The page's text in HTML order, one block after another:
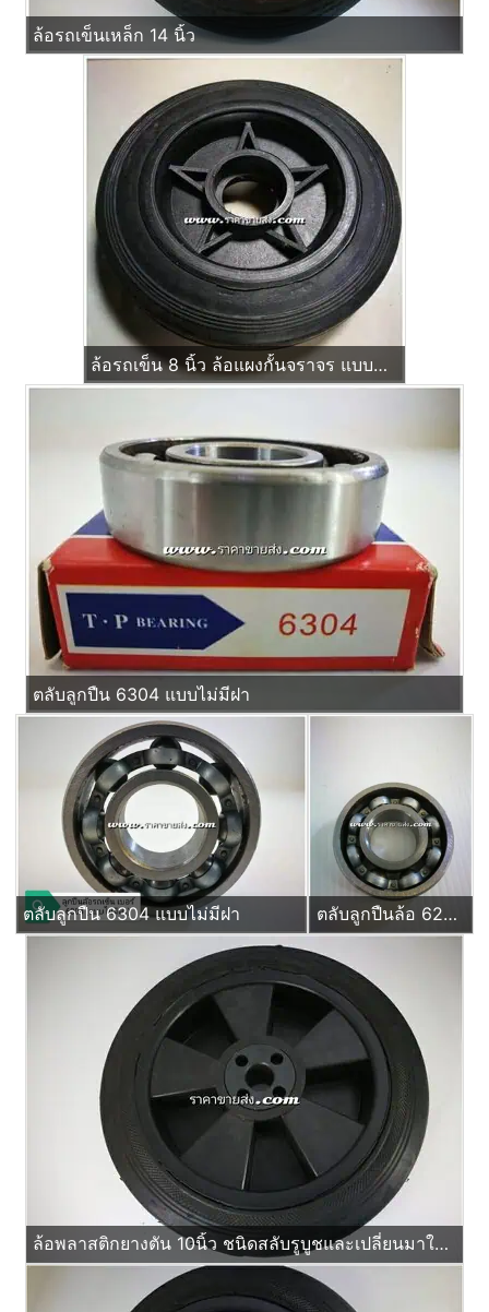
ล้อรถเข็นเหล็ก 14 นิ้ว
ล้อรถเข็น 8 นิ้ว ล้อแผงกั้นจราจร แบบบ่าใส่ ตลับลูกปืน
ตลับลูกปืน 6304 แบบไม่มีฝา
ตลับลูกปืน 6304 แบบไม่มีฝา ตลับลูกปืนล้อ 6204 แบบไม่มีฝ
ล้อพลาสติกยางตัน 10นิ้ว ชนิดสลับรูบูชและเปลี่ยนมาใส่ลูกปืนได้ด้วย